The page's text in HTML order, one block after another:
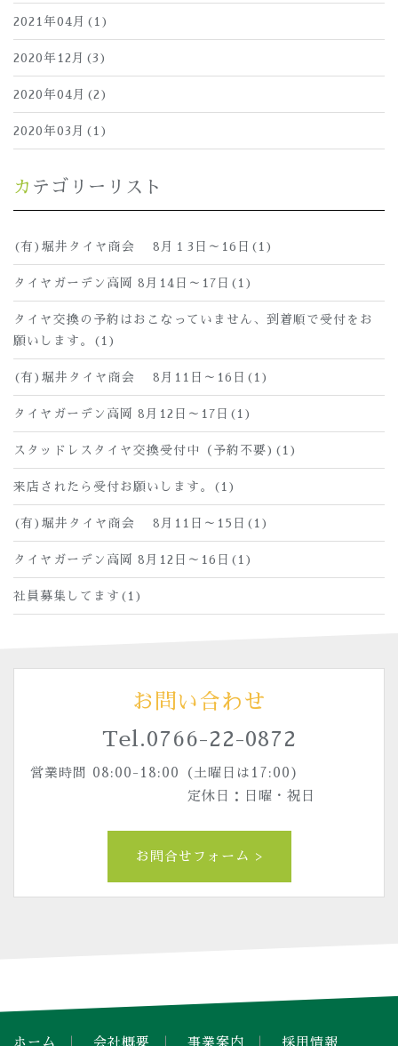
2021年04月(1)
2020年12月(3)
2020年04月(2)
2020年03月(1)
カテゴリーリスト
(有)堀井タイヤ商会 8月１3日～16日(1)
タイヤガーデン高岡 8月14日～17日(1)
タイヤ交換の予約はおこなっていません、到着順で受付をお
願いします。(1)
(有)堀井タイヤ商会 8月11日～16日(1)
タイヤガーデン高岡 8月12日～17日(1)
スタッドレスタイヤ交換受付中（予約不要)(1)
来店されたら受付お願いします。(1)
(有)堀井タイヤ商会 8月11日～15日(1)
タイヤガーデン高岡 8月12日～16日(1)
社員募集してます(1)
お問い合わせ
Tel.0766-22-0872
営業時間 08:00-18:00（土曜日は17:00)
定休日：日曜・祝日
お問合せフォーム >
ホーム 会社概要 事業案内 採用情報